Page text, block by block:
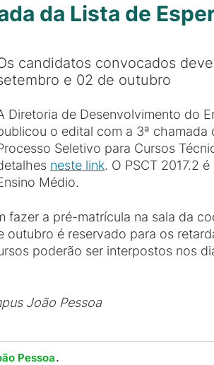
da Lista de
candidatos convocados
e 02 de outubro
Diretoria de Desenvolvimento do
o edital com a 3ª
Seletivo para Cursos
neste link. O PSCT 2017.2
Médio.
fazer a pré-matrícula na sala da
é reservado para os
poderão ser interpostos nos
João Pessoa
Pessoa.